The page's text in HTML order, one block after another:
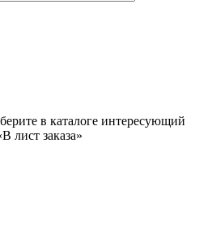
в каталоге интересующий
лист заказа»